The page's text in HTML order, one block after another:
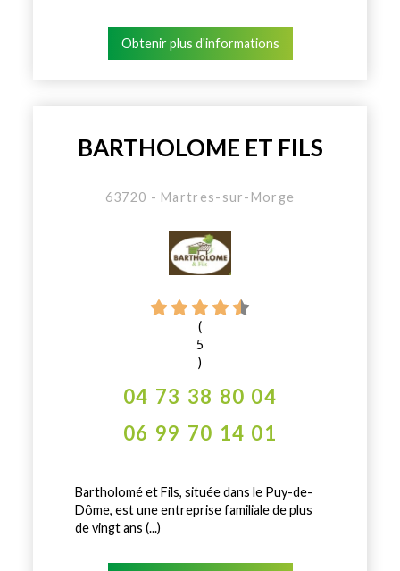
Obtenir plus d'informations
BARTHOLOME ET FILS
63720 - Martres-sur-Morge
(
5
)
04 73 38 80 04
06 99 70 14 01
Bartholomé et Fils, située dans le Puy-de-
Dôme, est une entreprise familiale de plus
de vingt ans (...)